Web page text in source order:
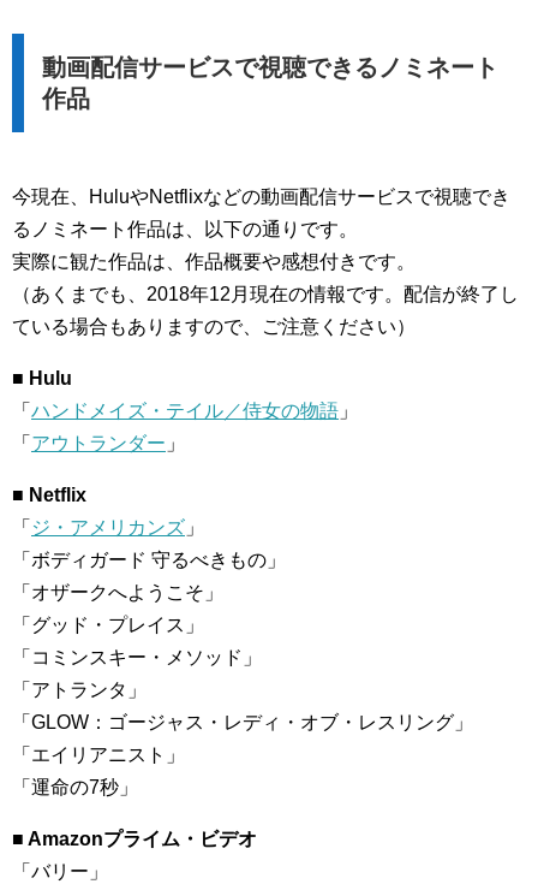
動画配信サービスで視聴できるノミネート
作品
今現在、HuluやNetflixなどの動画配信サービスで視聴でき
るノミネート作品は、以下の通りです。
実際に観た作品は、作品概要や感想付きです。
（あくまでも、2018年12月現在の情報です。配信が終了し
ている場合もありますので、ご注意ください）
■ Hulu
「 ハンドメイズ・テイル／侍女の物語 」
「 アウトランダー 」
■ Netflix
「 ジ・アメリカンズ 」
「ボディガード 守るべきもの」
「オザークへようこそ」
「グッド・プレイス」
「コミンスキー・メソッド」
「アトランタ」
「GLOW：ゴージャス・レディ・オブ・レスリング」
「エイリアニスト」
「運命の7秒」
■ Amazonプライム・ビデオ
「バリー」